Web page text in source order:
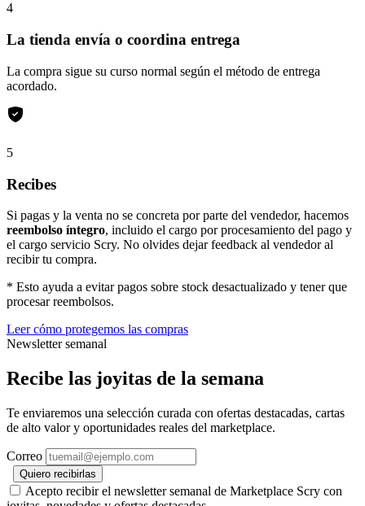
4
La tienda envía o coordina entrega
La compra sigue su curso normal según el método de entrega
acordado.
5
Recibes
Si pagas y la venta no se concreta por parte del vendedor, hacemos
reembolso íntegro, incluido el cargo por procesamiento del pago y
el cargo servicio Scry. No olvides dejar feedback al vendedor al
recibir tu compra.
* Esto ayuda a evitar pagos sobre stock desactualizado y tener que
procesar reembolsos.
Leer cómo protegemos las compras
Newsletter semanal
Recibe las joyitas de la semana
Te enviaremos una selección curada con ofertas destacadas, cartas
de alto valor y oportunidades reales del marketplace.
Correo
Quiero recibirlas
Acepto recibir el newsletter semanal de Marketplace Scry con